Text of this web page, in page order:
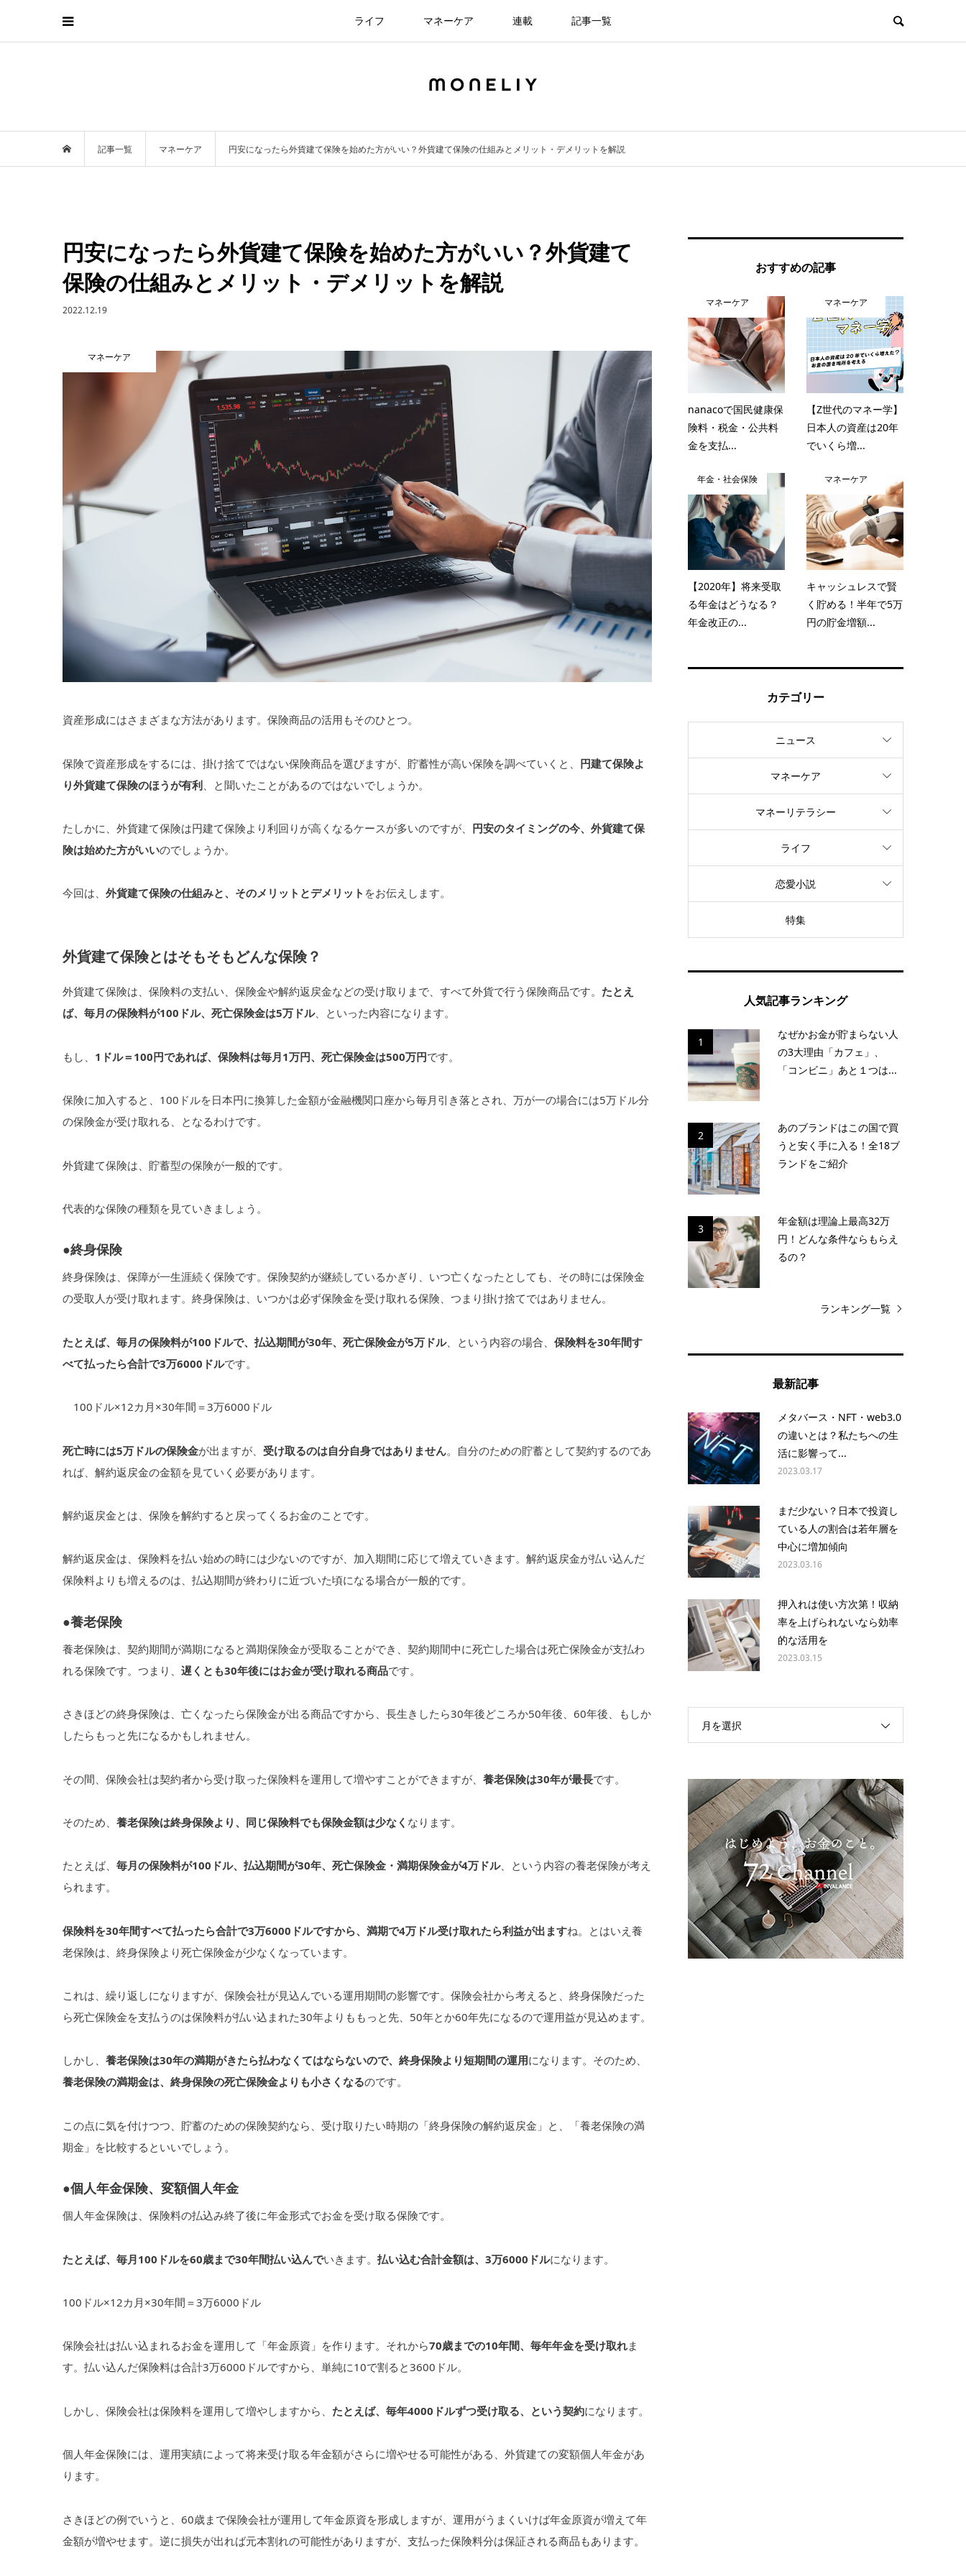
ライフ マネーケア 連載 記事一覧
記事一覧 マネーケア 円安になったら外貨建て保険を始めた方がいい？外貨建て保険の仕組みとメリット・デメリットを解説
円安になったら外貨建て保険を始めた方がいい？外貨建て
保険の仕組みとメリット・デメリットを解説
2022.12.19
マネーケア
資産形成にはさまざまな方法があります。保険商品の活用もそのひとつ。
保険で資産形成をするには、掛け捨てではない保険商品を選びますが、貯蓄性が高い保険を調べていくと、 円建て保険よ
り外貨建て保険のほうが有利 、と聞いたことがあるのではないでしょうか。
たしかに、外貨建て保険は円建て保険より利回りが高くなるケースが多いのですが、 円安のタイミングの今、外貨建て保
険は始めた方がいいのでしょうか。
今回は、 外貨建て保険の仕組みと、そのメリットとデメリット をお伝えします。
外貨建て保険とはそもそもどんな保険？
外貨建て保険は、保険料の支払い、保険金や解約返戻金などの受け取りまで、すべて外貨で行う保険商品です。 たとえ
ば、毎月の保険料が100ドル、死亡保険金は5万ドル、といった内容になります。
もし、 1ドル＝100円であれば、保険料は毎月1万円、死亡保険金は500万円です。
保険に加入すると、100ドルを日本円に換算した金額が金融機関口座から毎月引き落とされ、万が一の場合には5万ドル分
の保険金が受け取れる、となるわけです。
外貨建て保険は、貯蓄型の保険が一般的です。
代表的な保険の種類を見ていきましょう。
●終身保険
終身保険は、保障が一生涯続く保険です。保険契約が継続しているかぎり、いつ亡くなったとしても、その時には保険金
の受取人が受け取れます。終身保険は、いつかは必ず保険金を受け取れる保険、つまり掛け捨てではありません。
たとえば、毎月の保険料が100ドルで、払込期間が30年、死亡保険金が5万ドル、という内容の場合、 保険料を30年間す
べて払ったら合計で3万6000ドルです。
100ドル×12カ月×30年間＝3万6000ドル
死亡時には5万ドルの保険金が出ますが、 受け取るのは自分自身ではありません。自分のための貯蓄として契約するのであ
れば、解約返戻金の金額を見ていく必要があります。
解約返戻金とは、保険を解約すると戻ってくるお金のことです。
解約返戻金は、保険料を払い始めの時には少ないのですが、加入期間に応じて増えていきます。解約返戻金が払い込んだ
保険料よりも増えるのは、払込期間が終わりに近づいた頃になる場合が一般的です。
●養老保険
養老保険は、契約期間が満期になると満期保険金が受取ることができ、契約期間中に死亡した場合は死亡保険金が支払わ
れる保険です。つまり、 遅くとも30年後にはお金が受け取れる商品です。
さきほどの終身保険は、亡くなったら保険金が出る商品ですから、長生きしたら30年後どころか50年後、60年後、もしか
したらもっと先になるかもしれません。
その間、保険会社は契約者から受け取った保険料を運用して増やすことができますが、 養老保険は30年が最長です。
そのため、 養老保険は終身保険より、同じ保険料でも保険金額は少なく なります。
たとえば、 毎月の保険料が100ドル、払込期間が30年、死亡保険金・満期保険金が4万ドル、という内容の養老保険が考え
られます。
保険料を30年間すべて払ったら合計で3万6000ドルですから、満期で4万ドル受け取れたら利益が出ますね。とはいえ養
老保険は、終身保険より死亡保険金が少なくなっています。
これは、繰り返しになりますが、保険会社が見込んでいる運用期間の影響です。保険会社から考えると、終身保険だった
ら死亡保険金を支払うのは保険料が払い込まれた30年よりももっと先、50年とか60年先になるので運用益が見込めます。
しかし、 養老保険は30年の満期がきたら払わなくてはならないので、終身保険より短期間の運用になります。そのため、
養老保険の満期金は、終身保険の死亡保険金よりも小さくなるのです。
この点に気を付けつつ、貯蓄のための保険契約なら、受け取りたい時期の「終身保険の解約返戻金」と、「養老保険の満
期金」を比較するといいでしょう。
●個人年金保険、変額個人年金
個人年金保険は、保険料の払込み終了後に年金形式でお金を受け取る保険です。
たとえば、毎月100ドルを60歳まで30年間払い込んでいきます。 払い込む合計金額は、3万6000ドルになります。
100ドル×12カ月×30年間＝3万6000ドル
保険会社は払い込まれるお金を運用して「年金原資」を作ります。それから70歳までの10年間、毎年年金を受け取れま
す。払い込んだ保険料は合計3万6000ドルですから、単純に10で割ると3600ドル。
しかし、保険会社は保険料を運用して増やしますから、 たとえば、毎年4000ドルずつ受け取る、という契約になります。
個人年金保険には、運用実績によって将来受け取る年金額がさらに増やせる可能性がある、外貨建ての変額個人年金があ
ります。
さきほどの例でいうと、60歳まで保険会社が運用して年金原資を形成しますが、運用がうまくいけば年金原資が増えて年
金額が増やせます。逆に損失が出れば元本割れの可能性がありますが、支払った保険料分は保証される商品もあります。
おすすめの記事
マネーケア
nanacoで国民健康保
険料・税金・公共料
金を支払...
マネーケア
【Z世代のマネー学】
日本人の資産は20年
でいくら増...
年金・社会保険
【2020年】将来受取
る年金はどうなる？
年金改正の...
マネーケア
キャッシュレスで賢
く貯める！半年で5万
円の貯金増額...
カテゴリー
ニュース
マネーケア
マネーリテラシー
ライフ
恋愛小説
特集
人気記事ランキング
1
なぜかお金が貯まらない人
の3大理由「カフェ」、
「コンビニ」あと１つは...
2
あのブランドはこの国で買
うと安く手に入る！全18ブ
ランドをご紹介
3
年金額は理論上最高32万
円！どんな条件ならもらえ
るの？
ランキング一覧
最新記事
メタバース・NFT・web3.0
の違いとは？私たちへの生
活に影響って...
2023.03.17
まだ少ない？日本で投資し
ている人の割合は若年層を
中心に増加傾向
2023.03.16
押入れは使い方次第！収納
率を上げられないなら効率
的な活用を
2023.03.15
月を選択